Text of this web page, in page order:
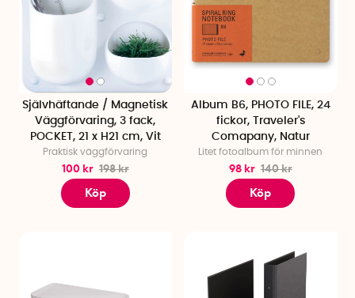
Självhäftande / Magnetisk
Väggförvaring, 3 fack,
POCKET, 21 x H21 cm, Vit
Praktisk väggförvaring
100 kr 198 kr
Köp
Album B6, PHOTO FILE, 24
fickor, Traveler's
Comapany, Natur
Litet fotoalbum för minnen
98 kr 140 kr
Köp